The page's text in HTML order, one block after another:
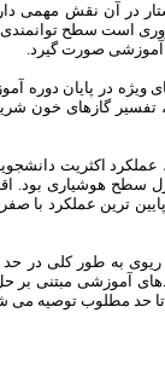
در آن نقش مهمی
است سطح توانمندی
آموزشی صورت گیرد.
ویژه در پایان دوره
تفسیر گازهای خون
عملکرد اکثریت
های بعدی قرار داشتند. پایین
ریوی به طور کلی
آموزشی مبتنی
تا حد مطلوب توصیه می